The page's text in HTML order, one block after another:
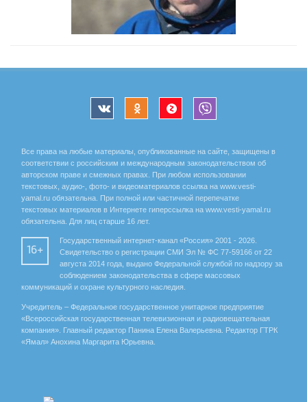
Все права на любые материалы, опубликованные на сайте, защищены в
соответствии с российским и международным законодательством об
авторском праве и смежных правах. При любом использовании
текстовых, аудио-, фото- и видеоматериалов ссылка на www.vesti-
yamal.ru обязательна. При полной или частичной перепечатке
текстовых материалов в Интернете гиперссылка на www.vesti-yamal.ru
обязательна. Для лиц старше 16 лет.
16+
Государственный интернет-канал «Россия» 2001 - 2026.
Свидетельство о регистрации СМИ Эл № ФС 77-59166 от 22
августа 2014 года, выдано Федеральной службой по надзору за
соблюдением законодательства в сфере массовых
коммуникаций и охране культурного наследия.
Учредитель – Федеральное государственное унитарное предприятие
«Всероссийская государственная телевизионная и радиовещательная
компания». Главный редактор Панина Елена Валерьевна. Редактор ГТРК
«Ямал» Анохина Маргарита Юрьевна.